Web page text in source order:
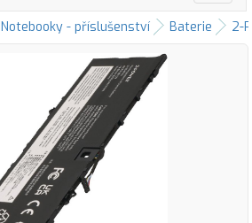
Notebooky - příslušenství Baterie 2-